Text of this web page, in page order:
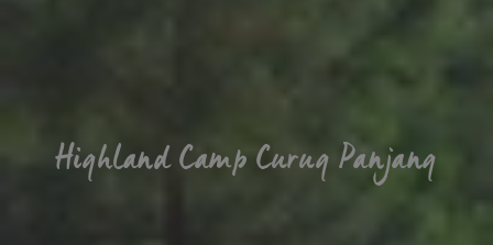
Highland Camp Curug Panjang